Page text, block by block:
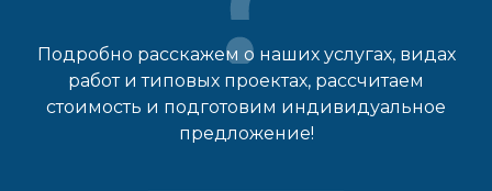
Подробно расскажем о наших услугах, видах
работ и типовых проектах, рассчитаем
стоимость и подготовим индивидуальное
предложение!